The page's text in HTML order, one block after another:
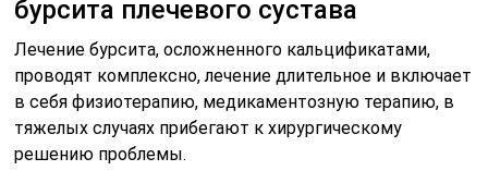
бурсита плечевого сустава
Лечение бурсита, осложненного кальцификатами,
проводят комплексно, лечение длительное и включает
в себя физиотерапию, медикаментозную терапию, в
тяжелых случаях прибегают к хирургическому
решению проблемы.